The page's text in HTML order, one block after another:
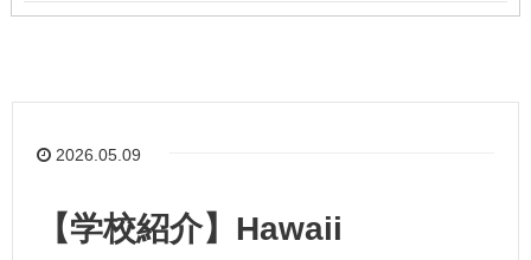
2026.05.09
【学校紹介】Hawaii